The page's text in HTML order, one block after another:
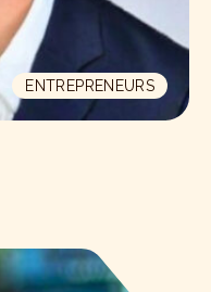
ENTREPRENEURS